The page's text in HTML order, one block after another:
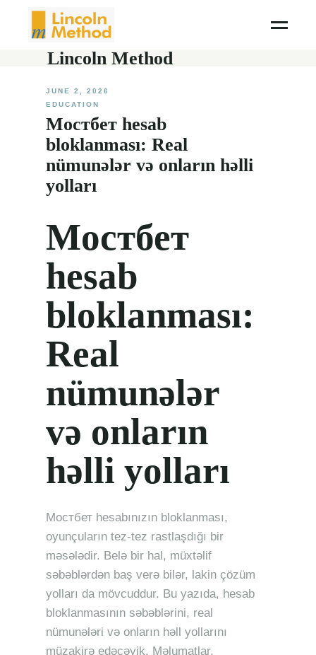
Lincoln Method
JUNE 2, 2026
EDUCATION
Mостбет hesab
bloklanması: Real
nümunələr və onların həlli
yolları
Mостбет
hesab
bloklanması:
Real
nümunələr
və onların
həlli yolları
Mостбет hesabınızın bloklanması,
oyunçuların tez-tez rastlaşdığı bir
məsələdir. Belə bir hal, müxtəlif
səbəblərdən baş verə bilər, lakin çözüm
yolları da mövcuddur. Bu yazıda, hesab
bloklanmasının səbəblərini, real
nümunələri və onların həll yollarını
müzakirə edəcəyik. Məlumatlar,